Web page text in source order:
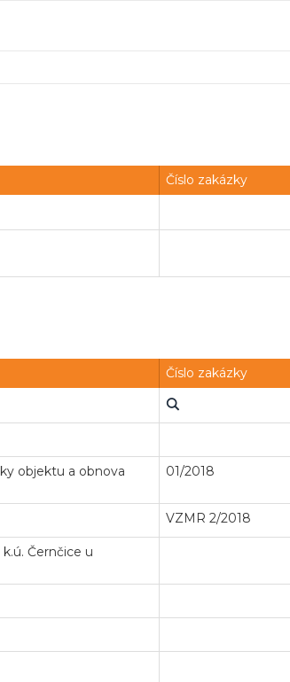
Číslo zakázky
Číslo zakázky
objektu a obnova
01/2018
VZMR 2/2018
Černčice u